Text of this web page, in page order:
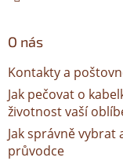
O nás
Kontakty a
Jak pečovat o
životnost vaší
Jak správně
průvodce